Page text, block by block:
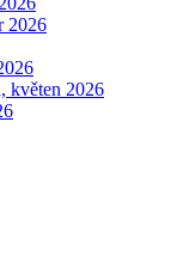
2026
květen 2026